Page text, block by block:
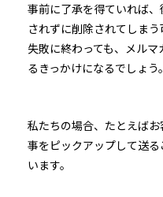
事前に了承を得ていれば
されずに削除されてしま
失敗に終わっても、メル
るきっかけになるでしょう。
私たちの場合、たとえば
事をピックアップして送
います。